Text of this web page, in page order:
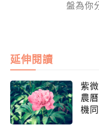
盤為你
延伸閱讀
紫
農
機